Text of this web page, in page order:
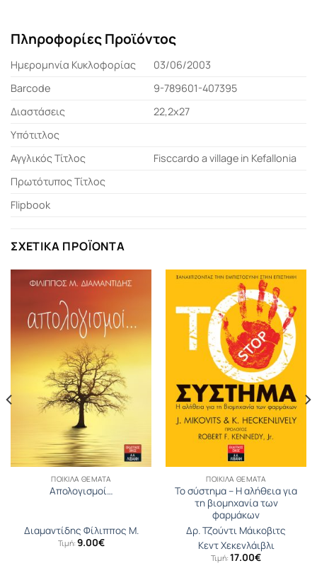
Πληροφορίες Προϊόντος
Ημερομηνία Κυκλοφορίας
03/06/2003
Barcode
9-789601-407395
Διαστάσεις
22,2x27
Υπότιτλος
Αγγλικός Τίτλος
Fisccardo a village in Kefallonia
Πρωτότυπος Τίτλος
Flipbook
ΣΧΕΤΙΚΆ ΠΡΟΪΌΝΤΑ
ΠΟΙΚΊΛΑ ΘΈΜΑΤΑ
Απολογισμοί…
Διαμαντίδης Φίλιππος Μ.
Τιμή: 9.00€
ΠΟΙΚΊΛΑ ΘΈΜΑΤΑ
Το σύστημα – Η αλήθεια για
τη βιομηχανία των
φαρμάκων
Δρ. Τζούντι Μάικοβιτς
Κεντ Χεκενλάιβλι
Τιμή: 17.00€